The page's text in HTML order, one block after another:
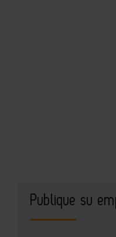
Publique su